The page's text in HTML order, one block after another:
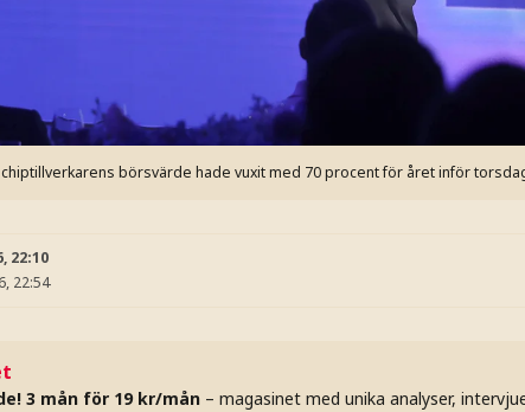
börsvärde hade vuxit med 70 procent för året inför
22:10
22:54
3 mån för 19 kr/mån – magasinet med unika analyser,